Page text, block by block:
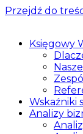
Przejdź do
Księgowy
Wskaźniki
Analizy